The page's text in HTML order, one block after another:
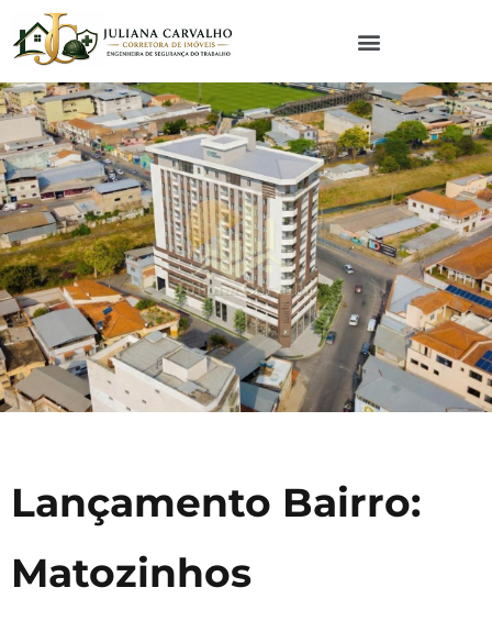
Lançamento Bairro:
Matozinhos